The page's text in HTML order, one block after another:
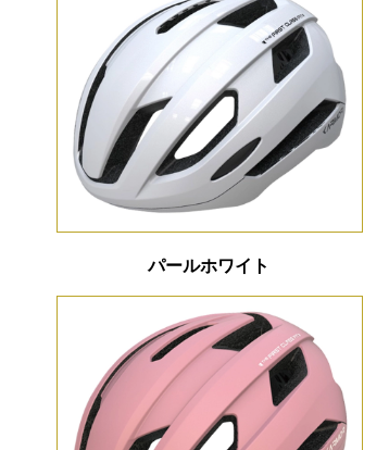
パールホワイト